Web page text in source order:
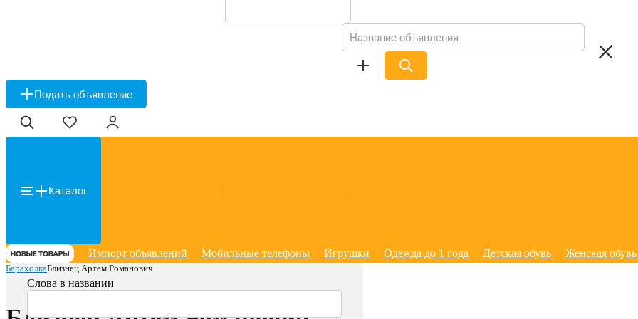
Подать объявление
Каталог
Импорт объявлений Мобильные телефоны Игрушки Одежда до 1 года Детская обувь Женская обувь
БарахолкаБлизнец Артём Романович
Слова в названии